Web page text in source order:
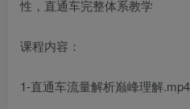
课程内容：
1-直通车流量解析巅峰理解